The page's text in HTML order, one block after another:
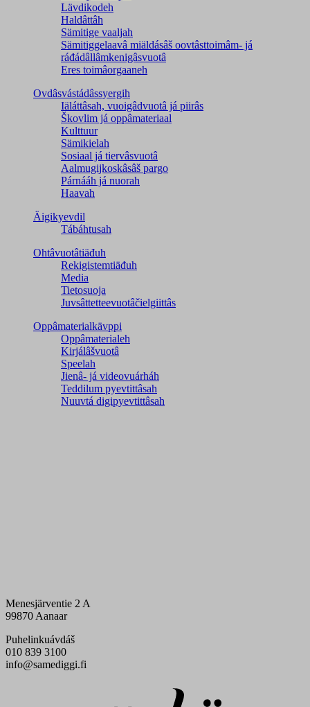
Lävdikodeh
Haldâttâh
Sämitige vaaljah
Sämitiggelaavâ miäldásâš oovtâsttoimâm- já
ráđádâllâmkenigâsvuotâ
Eres toimâorgaaneh
Ovdâsvástádâssyergih
Iäláttâsah, vuoigâdvuotâ já piirâs
Škovlim já oppâmateriaal
Kulttuur
Sämikielah
Sosiaal já tiervâsvuotâ
Aalmugijkoskâsâš pargo
Párnááh já nuorah
Haavah
Äigikyevdil
Tábáhtusah
Ohtâvuotâtiäđuh
Rekigistemtiäđuh
Media
Tietosuoja
Juvsâttetteevuotâčielgiittâs
Oppâmaterialkävppi
Oppâmaterialeh
Kirjálâšvuotâ
Speelah
Jienâ- já videovuárháh
Teddilum pyevtittâsah
Nuuvtá digipyevtittâsah
Menesjärventie 2 A
99870 Aanaar
Puhelinkuávdáš
010 839 3100
info@samediggi.fi